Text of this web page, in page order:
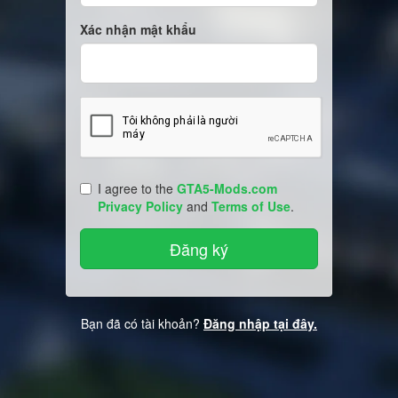
Xác nhận mật khẩu
I agree to the GTA5-Mods.com
Privacy Policy and Terms of Use.
Bạn đã có tài khoản? Đăng nhập tại đây.